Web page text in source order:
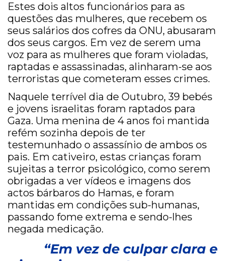
Estes dois altos funcionários para as
questões das mulheres, que recebem os
seus salários dos cofres da ONU, abusaram
dos seus cargos. Em vez de serem uma
voz para as mulheres que foram violadas,
raptadas e assassinadas, alinharam-se aos
terroristas que cometeram esses crimes.
Naquele terrível dia de Outubro, 39 bebés
e jovens israelitas foram raptados para
Gaza. Uma menina de 4 anos foi mantida
refém sozinha depois de ter
testemunhado o assassínio de ambos os
pais. Em cativeiro, estas crianças foram
sujeitas a terror psicológico, como serem
obrigadas a ver vídeos e imagens dos
actos bárbaros do Hamas, e foram
mantidas em condições sub-humanas,
passando fome extrema e sendo-lhes
negada medicação.
“Em vez de culpar clara e